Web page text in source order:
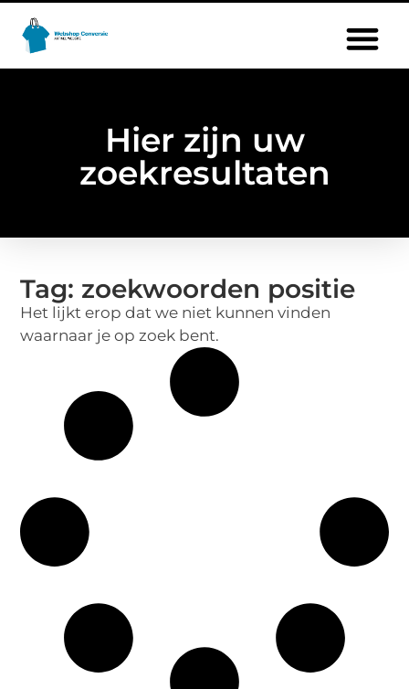
Hier zijn uw
zoekresultaten
Tag: zoekwoorden positie
Het lijkt erop dat we niet kunnen vinden
waarnaar je op zoek bent.